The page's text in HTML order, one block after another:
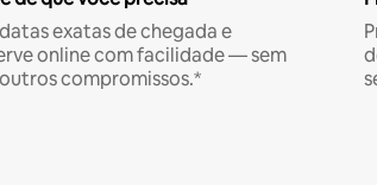
exatas de chegada e
online com facilidade — sem
compromissos.*